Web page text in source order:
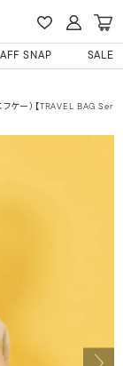
SNAP SALE
ケー）【TRAVEL BAG Ser